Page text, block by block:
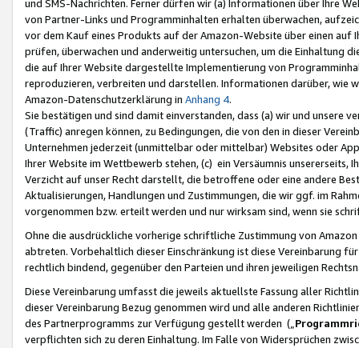
und SMS-Nachrichten. Ferner dürfen wir (a) Informationen über Ihre
von Partner-Links und Programminhalten erhalten überwachen,
vor dem Kauf eines Produkts auf der Amazon-Website über einen
prüfen, überwachen und anderweitig untersuchen, um die Einhaltung
die auf Ihrer Website dargestellte Implementierung von
reproduzieren, verbreiten und darstellen. Informationen darüber, wie
Amazon-Datenschutzerklärung in Anhang 4.
Sie bestätigen und sind damit einverstanden, dass (a) wir und
(Traffic) anregen können, zu Bedingungen, die von den in dieser
Unternehmen jederzeit (unmittelbar oder mittelbar) Websites oder
Ihrer Website im Wettbewerb stehen, (c) ein Versäumnis unsererseits,
Verzicht auf unser Recht darstellt, die betroffene oder eine andere
Aktualisierungen, Handlungen und Zustimmungen, die wir ggf. im
vorgenommen bzw. erteilt werden und nur wirksam sind, wenn sie
Ohne die ausdrückliche vorherige schriftliche Zustimmung von
abtreten. Vorbehaltlich dieser Einschränkung ist diese Vereinbarung
rechtlich bindend, gegenüber den Parteien und ihren jeweiligen
Diese Vereinbarung umfasst die jeweils aktuellste Fassung aller
dieser Vereinbarung Bezug genommen wird und alle anderen
des Partnerprogramms zur Verfügung gestellt werden („
verpflichten sich zu deren Einhaltung. Im Falle von Widersprüchen